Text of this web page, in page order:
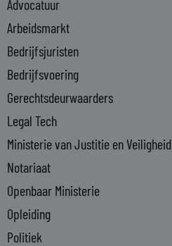
d
i
n
-
i
n
Advocatuur
Arbeidsmarkt
Bedrijfsjuristen
Bedrijfsvoering
Gerechtsdeurwaarders
Legal Tech
Ministerie van Justitie en Veiligheid
Notariaat
Openbaar Ministerie
Opleiding
Politiek